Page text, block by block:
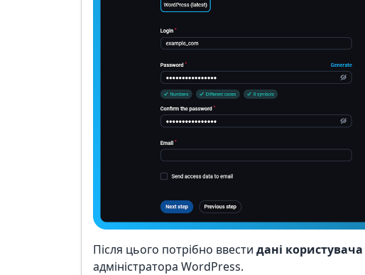
Після цього потрібно ввести дані
адміністратора WordPress.